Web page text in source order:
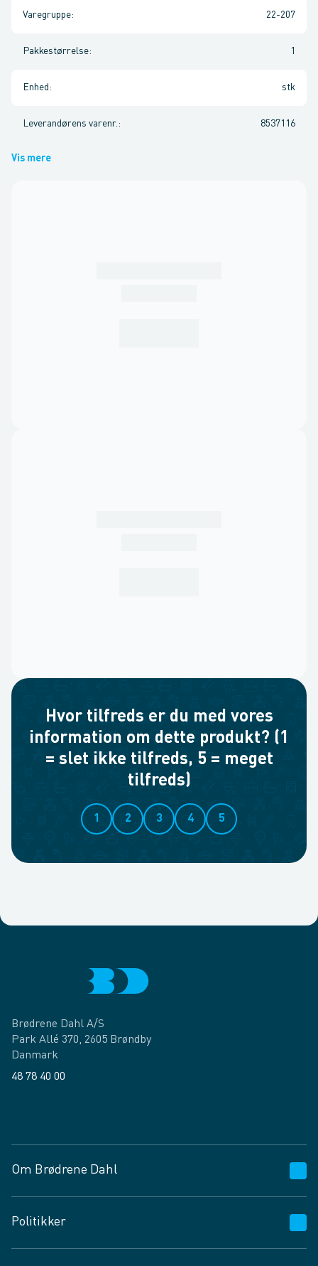
Varegruppe: 22-207
Pakkestørrelse: 1
Enhed : stk
Leverandørens varenr. : 8537116
Vis mere
Hvor tilfreds er du med vores
information om dette produkt? (1
= slet ikke tilfreds, 5 = meget
tilfreds)
1 2 3 4 5
Brødrene Dahl A/S
Park Allé 370, 2605 Brøndby
Danmark
48 78 40 00
Om Brødrene Dahl
Vagttelefon 30 10 89 89
Spørgsmål og svar
Politikker